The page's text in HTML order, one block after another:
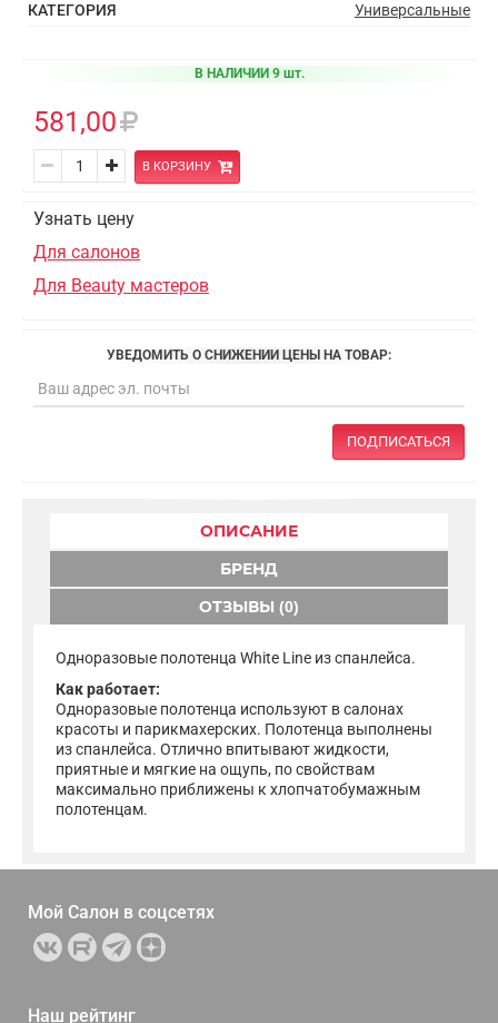
КАТЕГОРИЯ
Универсальные
В НАЛИЧИИ 9 шт.
581,00
В КОРЗИНУ
Узнать цену
Для салонов
Для Beauty мастеров
УВЕДОМИТЬ О СНИЖЕНИИ ЦЕНЫ НА ТОВАР:
ПОДПИСАТЬСЯ
ОПИСАНИЕ
БРЕНД
ОТЗЫВЫ (0)
Одноразовые полотенца White Line из спанлейса.
Как работает:
Одноразовые полотенца используют в салонах
красоты и парикмахерских. Полотенца выполнены
из спанлейса. Отлично впитывают жидкости,
приятные и мягкие на ощупь, по свойствам
максимально приближены к хлопчатобумажным
полотенцам.
Мой Салон в соцсетях
Наш рейтинг